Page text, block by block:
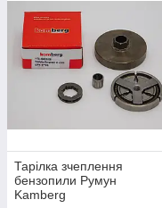
Тарілка зчеплення
бензопили Румун
Kamberg